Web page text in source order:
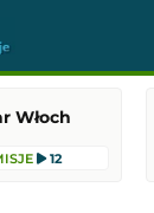
Włoch
12